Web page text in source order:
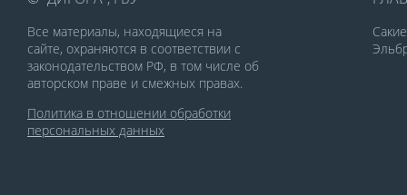
Все материалы, находящиеся на
сайте, охраняются в соответствии с
законодательством РФ, в том числе об
авторском праве и смежных правах.
Политика в отношении обработки
персональных данных